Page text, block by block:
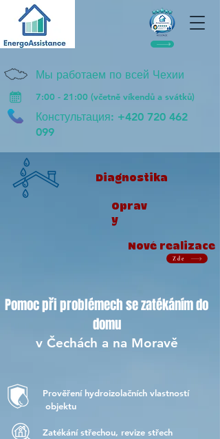
Мы работаем по всей Чехии
7:00 - 21:00 (včetně víkendů a svátků)
Констультация: +420 720 462
099
Diagnostika
Oprav
y
Nové realizace
Zde
Prověření hydroizolačních vlastností
objektu
Zatékání střechou, revize střech
Pomoc při problémech se zatékáním do
domu
v Čechách a na Moravě